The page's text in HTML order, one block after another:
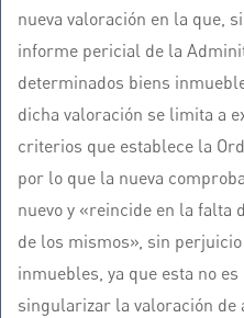
nueva valoración en la que,
informe pericial de la
determinados biens
dicha valoración se limita a
criterios que establece la
por lo que la nueva
nuevo y «reincide en la falta
de los mismos», sin
inmuebles, ya que esta no
singularizar la valoración de